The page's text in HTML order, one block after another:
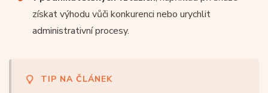
získat výhodu vůči konkurenci nebo urychlit
administrativní procesy.
TIP NA ČLÁNEK